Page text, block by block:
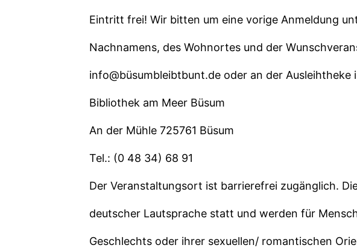
Eintritt frei! Wir bitten um eine vorige Anmeldung
Nachnamens, des Wohnortes und der
info@büsumbleibtbunt.de oder an der Ausleihtheke
Bibliothek am Meer Büsum
An der Mühle 725761 Büsum
Tel.: (0 48 34) 68 91
Der Veranstaltungsort ist barrierefrei zugänglich.
deutscher Lautsprache statt und werden für
Geschlechts oder ihrer sexuellen/ romantischen